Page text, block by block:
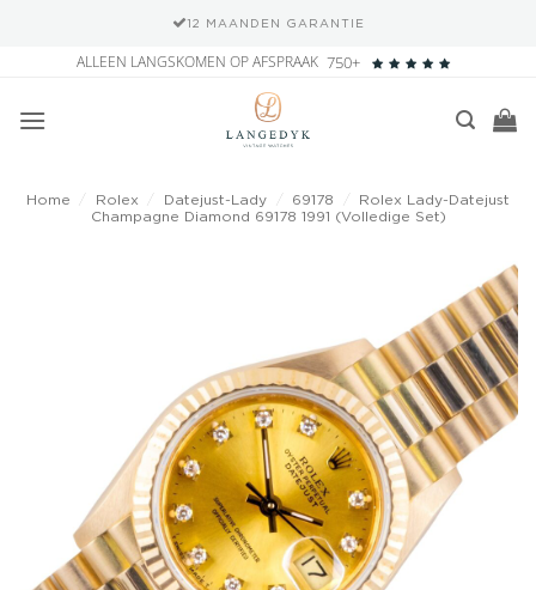
12 MAANDEN GARANTIE
inhoud
ALLEEN LANGSKOMEN OP AFSPRAAK 750+
Home Rolex Datejust-Lady 69178
Rolex Lady-Datejust
Champagne Diamond 69178 1991 (Volledige Set)
Add to
wishlist